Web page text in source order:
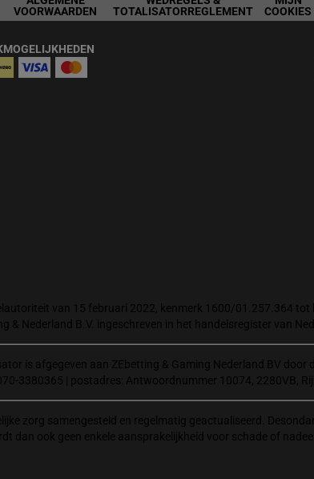
VOORWAARDEN
TOTALISATORREGLEMENT
COOKIES
van 15 februari 2022, kenmerk 1600/01.257.364 tot
& Nederland B.V. ingeschreven in het handelsregister van
is afgegeven aan ZEbetting & Gaming Nederland BV door
3380365 | postadres: Antwoordnummer 10074, 2280VB,
zorg samengesteld en regelmatig geactualiseerd.
dan ook geen enkele aansprakelijkheid voor schade of